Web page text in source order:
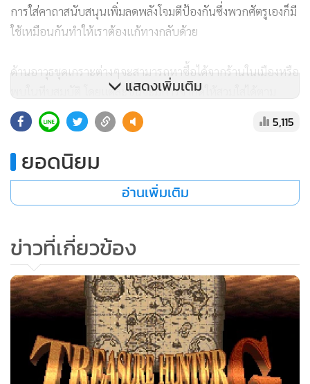
การใส่คาถาสนับสนุนเพิ่มลดพลังโจมตีป้องกันซึ่งพวกศัตรูเองก็มี
ใช้เหมือนกันทำให้เราต้องแก้ทางกลับด้วย
ด้านอาวุธชุดเกราะต่างๆจะสามารถหาซื้อได้จากร้านในเมืองหรือ
พบในหีบสมบัติ โดยแต่ละชิ้นจะมีการจำกัดให้สวมใส่ได้ตาม
อาชีพ บางชิ้นก็เพิ่มผลพิเศษนอกจากแค่พลังโจมตีป้องกัน กดใช้
เป็นคาถาได้หรือใส่แล้วอาจโดนคำสาปแทน ส่วนการหักหลัง
ประเภทซื้อของไปไม่ทันไรกลับเจออันที่แพงกว่าและดีกว่าก็ยังคง
ตามมาหลอกหลอนเช่นเคย
กระโดดจากเดิม การนำระบบอาชีพมาใช้ให้อิสระในการสร้างตัว
ละครมากโดยที่ไม่ซับซ้อนยุ่งยากเกินไปและยังสามารถรักษาพื้น
ฐานเดิมของเกมไว้ได้ แต่ข้อเสียแบบอาร์พีจีเก่าๆอย่างอัตราการ
เจอศัตรูเยอะเกิน หรือเมนูการซื้อขายจัดการข้าวของที่ไม่ค่อย
สะดวกก็ยังมีอยู่
"ดรากอนเควสต์ 3" ถือเป็นหนึ่งในภาคที่แฟนๆยกย่องกันว่าดี
ที่สุด ซึ่งภายหลังก็มีการรีเมคลงเครื่องซูเปอร์แฟมิคอม เกมบอย
แสดงเพิ่มเติม
5,115
ยอดนิยม
อ่านเพิ่มเติม
ข่าวที่เกี่ยวข้อง